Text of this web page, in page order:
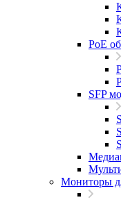
PoE
SFP
Мониторы